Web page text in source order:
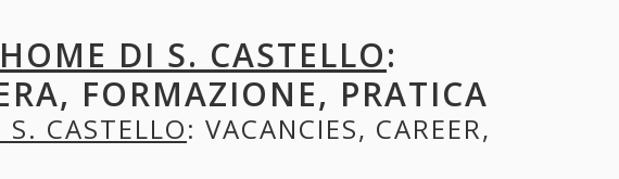
DI S. CASTELLO:
FORMAZIONE, PRATICA
CASTELLO: VACANCIES, CAREER,